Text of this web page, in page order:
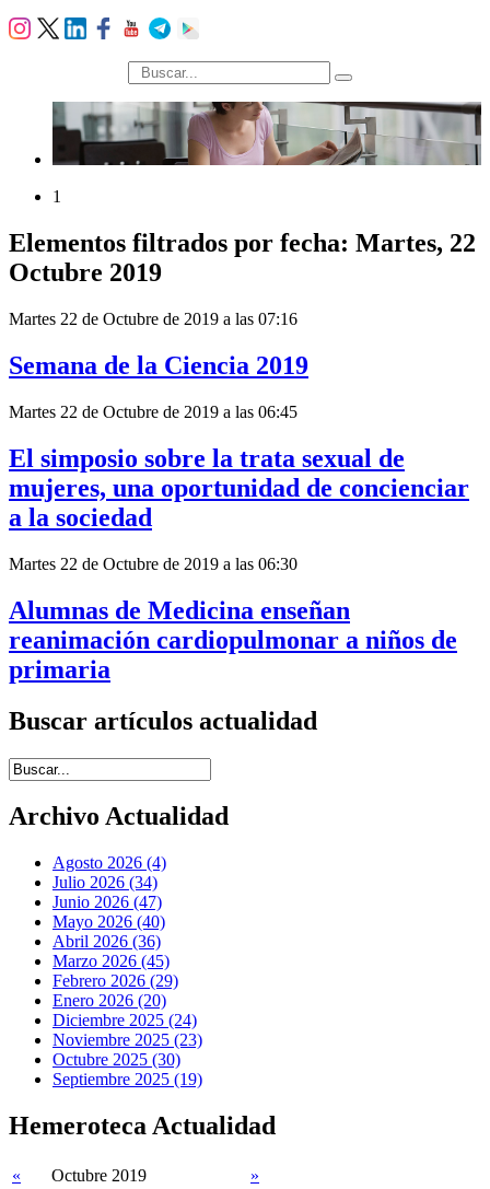
búsqueda
1
Elementos filtrados por fecha: Martes, 22
Octubre 2019
Martes 22 de Octubre de 2019 a las 07:16
Semana de la Ciencia 2019
Martes 22 de Octubre de 2019 a las 06:45
El simposio sobre la trata sexual de
mujeres, una oportunidad de concienciar
a la sociedad
Martes 22 de Octubre de 2019 a las 06:30
Alumnas de Medicina enseñan
reanimación cardiopulmonar a niños de
primaria
Buscar artículos actualidad
Introduce términos de búsqueda
Archivo Actualidad
Agosto 2026 (4)
Julio 2026 (34)
Junio 2026 (47)
Mayo 2026 (40)
Abril 2026 (36)
Marzo 2026 (45)
Febrero 2026 (29)
Enero 2026 (20)
Diciembre 2025 (24)
Noviembre 2025 (23)
Octubre 2025 (30)
Septiembre 2025 (19)
Hemeroteca Actualidad
« Octubre 2019
»